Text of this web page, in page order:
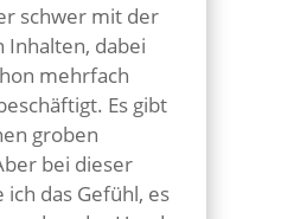
schwer mit der
Inhalten, dabei
mehrfach
Es gibt
groben
bei dieser
ich das Gefühl, es